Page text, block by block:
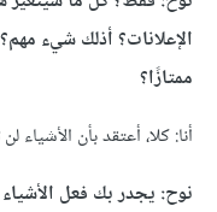
الإعلانات؟ أذلك شيء
ممتازًا؟
أنا: كلا، أعتقد بأن الأشياء
نوح: يجدر بك فعل